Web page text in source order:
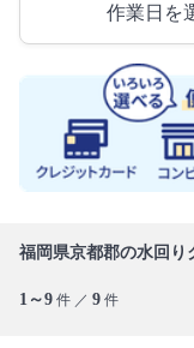
作業日を
福岡県京都郡の水回り
1～9 件 ／ 9 件